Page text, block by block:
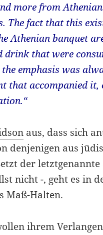
more from
The fact that this
Athenian banquet
drink that were
emphasis was
that accompanied
aus, dass sich
denjenigen aus
der
nicht -, geht es in
Maß-Halten.
ihrem